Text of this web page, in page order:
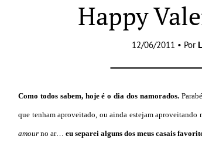
Happy
12/06/2011 • Por
Como todos sabem, hoje é o dia dos namorados.
que tenham aproveitado, ou ainda estejam
amour no ar… eu separei alguns dos meus casais